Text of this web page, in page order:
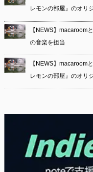
レモンの部屋』のオリ
【NEWS】macaroom
の音楽を担当
【NEWS】macaroom
レモンの部屋』のオリ